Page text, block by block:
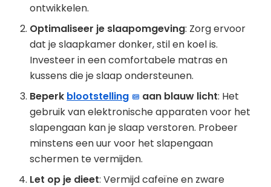
ontwikkelen.
Optimaliseer je slaapomgeving: Zorg ervoor
dat je slaapkamer donker, stil en koel is.
Investeer in een comfortabele matras en
kussens die je slaap ondersteunen.
Beperk blootstelling aan blauw licht: Het
gebruik van elektronische apparaten voor het
slapengaan kan je slaap verstoren. Probeer
minstens een uur voor het slapengaan
schermen te vermijden.
Let op je dieet: Vermijd cafeïne en zware